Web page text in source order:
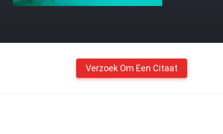
Verzoek Om Een Citaat